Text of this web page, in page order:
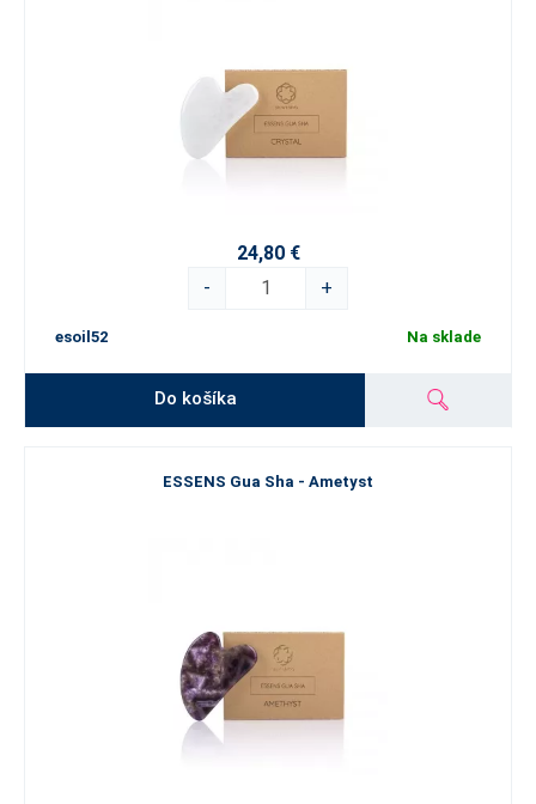
24,80 €
-
+
esoil52 Na sklade
Do košíka
ESSENS Gua Sha - Ametyst